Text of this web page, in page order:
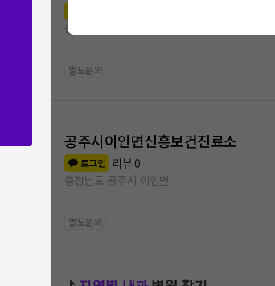
충청남도 공주시 이인면
별도문의
공주시이인면신흥보건진료소
로그인 리뷰 0
충청남도 공주시 이인면
별도문의